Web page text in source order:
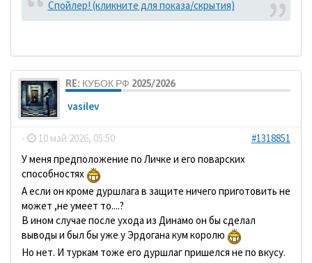
Спойлер! (кликните для показа/скрытия)
RE: КУБОК РФ 2025/2026
vasilev
- 10 май 2026, 05:50
#1318851
У меня предположение по Личке и его поварских
способностях
А если он кроме дуршлага в защите ничего приготовить не
может ,не умеет то....?
В ином случае после ухода из Динамо он бы сделал
выводы и был бы уже у Эрдогана кум королю
Но нет. И туркам тоже его дуршлаг пришелся не по вкусу.